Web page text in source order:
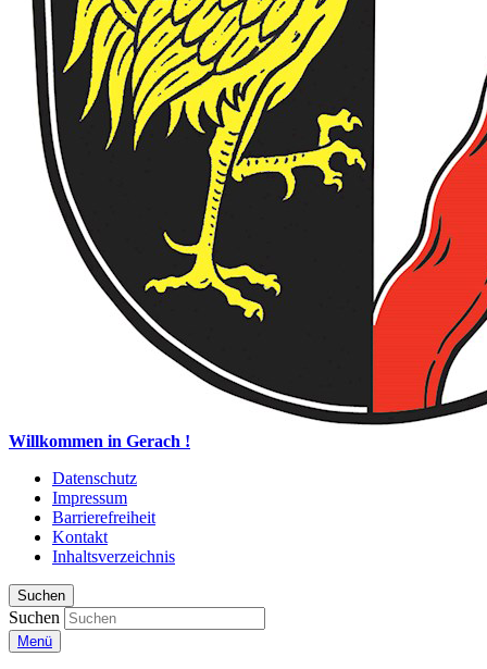
Willkommen in Gerach !
Datenschutz
Impressum
Barrierefreiheit
Kontakt
Inhaltsverzeichnis
Suchen
Suchen
Menü